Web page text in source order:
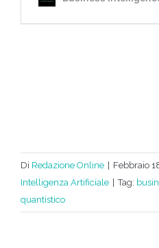
Di Redazione Online Febbraio
Intelligenza Artificiale
Tag:
quantistico